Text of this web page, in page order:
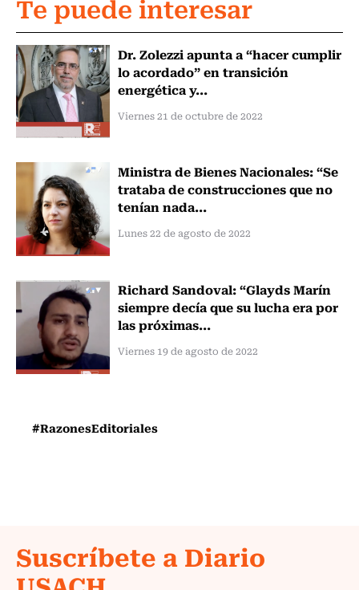
Dr. Zolezzi apunta a “hacer cumplir
lo acordado” en transición
energética y...
Viernes 21 de octubre de 2022
Ministra de Bienes Nacionales: “Se
trataba de construcciones que no
tenían nada...
Lunes 22 de agosto de 2022
Richard Sandoval: “Glayds Marín
siempre decía que su lucha era por
las próximas...
Viernes 19 de agosto de 2022
#RazonesEditoriales